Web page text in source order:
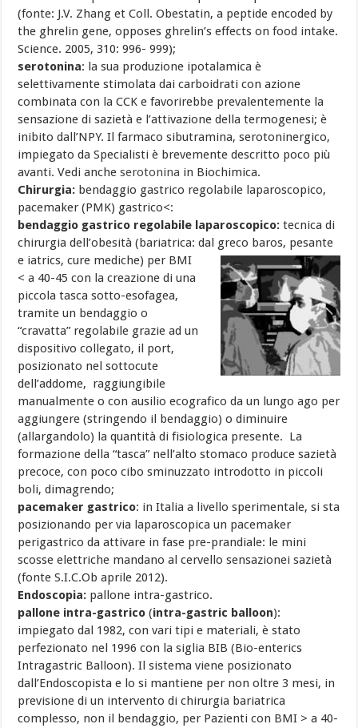
(fonte: J.V. Zhang et Coll. Obestatin, a peptide encoded by
the ghrelin gene, opposes ghrelin’s effects on food intake.
Science. 2005, 310: 996- 999);
serotonina: la sua produzione ipotalamica è
selettivamente stimolata dai carboidrati con azione
combinata con la CCK e favorirebbe prevalentemente la
sensazione di sazietà e l’attivazione della termogenesi; è
inibito dall’NPY. Il farmaco sibutramina, serotoninergico,
impiegato da Specialisti è brevemente descritto poco più
avanti. Vedi ancheserotonina in Biochimica.
Chirurgia: bendaggio gastrico regolabile laparoscopico,
pacemaker (PMK) gastrico<:
bendaggio gastrico regolabile laparoscopico:tecnica di
chirurgia dell’obesità (bariatrica: dal greco baros, pesante
e iatrics, cure mediche) per BMI
< a 40-45 con la creazione di una
piccola tasca sotto-esofagea,
tramite un bendaggio o
“cravatta” regolabile grazie ad un
dispositivo collegato, il port,
posizionato nel sottocute
dell’addome, raggiungibile
manualmente o con ausilio ecografico da un lungo ago per
aggiungere (stringendo il bendaggio) o diminuire
(allargandolo) la quantità di fisiologica presente. La
formazione della “tasca” nell’alto stomaco produce sazietà
precoce, con poco cibo sminuzzato introdotto in piccoli
boli, dimagrendo;
pacemaker gastrico: in Italia a livello sperimentale, si sta
posizionando per via laparoscopica un pacemaker
perigastrico da attivare in fase pre-prandiale: le mini
scosse elettriche mandano al cervello sensazionei sazietà
(fonte S.I.C.Ob aprile 2012).
Endoscopia: pallone intra-gastrico.
pallone intra-gastrico(intra-gastric balloon):
impiegato dal 1982, con vari tipi e materiali, è stato
perfezionato nel 1996 con la siglia BIB (Bio-enterics
Intragastric Balloon). Il sistema viene posizionato
dall’Endoscopista e lo si mantiene per non oltre 3 mesi, in
previsione di un intervento di chirurgia bariatrica
complesso, non il bendaggio, per Pazienti con BMI > a 40-